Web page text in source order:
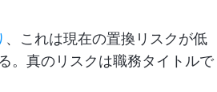
、これは現在の置換リスクが低
。真のリスクは職務タイトルで